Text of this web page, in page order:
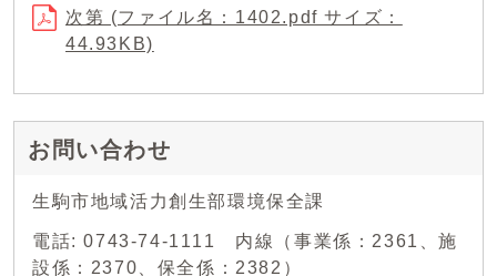
次第 (ファイル名：1402.pdf サイズ：
44.93KB)
お問い合わせ
生駒市地域活力創生部環境保全課
電話: 0743-74-1111 内線（事業係：2361、施
設係：2370、保全係：2382）